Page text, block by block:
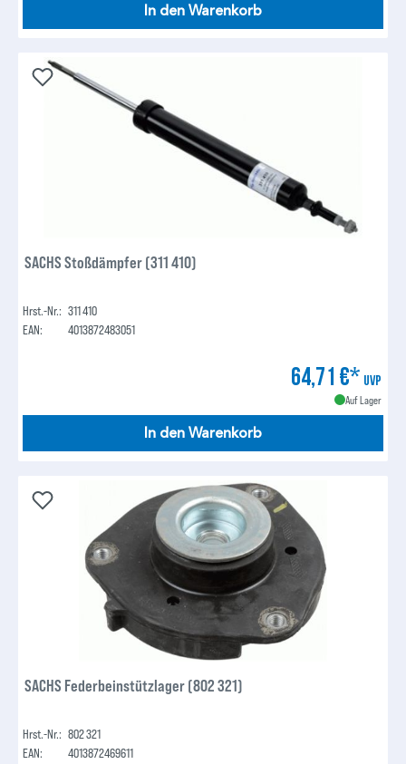
In den Warenkorb
SACHS Stoßdämpfer (311 410)
Hrst.-Nr.: 311 410
EAN:
4013872483051
64,71 €* UVP
Auf Lager
In den Warenkorb
SACHS Federbeinstützlager (802 321)
Hrst.-Nr.: 802 321
EAN:
4013872469611